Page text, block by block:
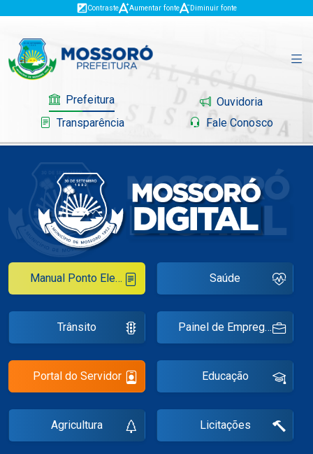
Contraste Aumentar fonte Diminuir fonte
Prefeitura
Ouvidoria
Transparência
Fale Conosco
Governo
Mossoró
Serviços
Portal do Contribuinte
Carta de Serviço
PESQUISAR
Manual Ponto Eletrônico Saúde
Trânsito Painel de Empregos
Portal do Servidor Educação
Agricultura Licitações